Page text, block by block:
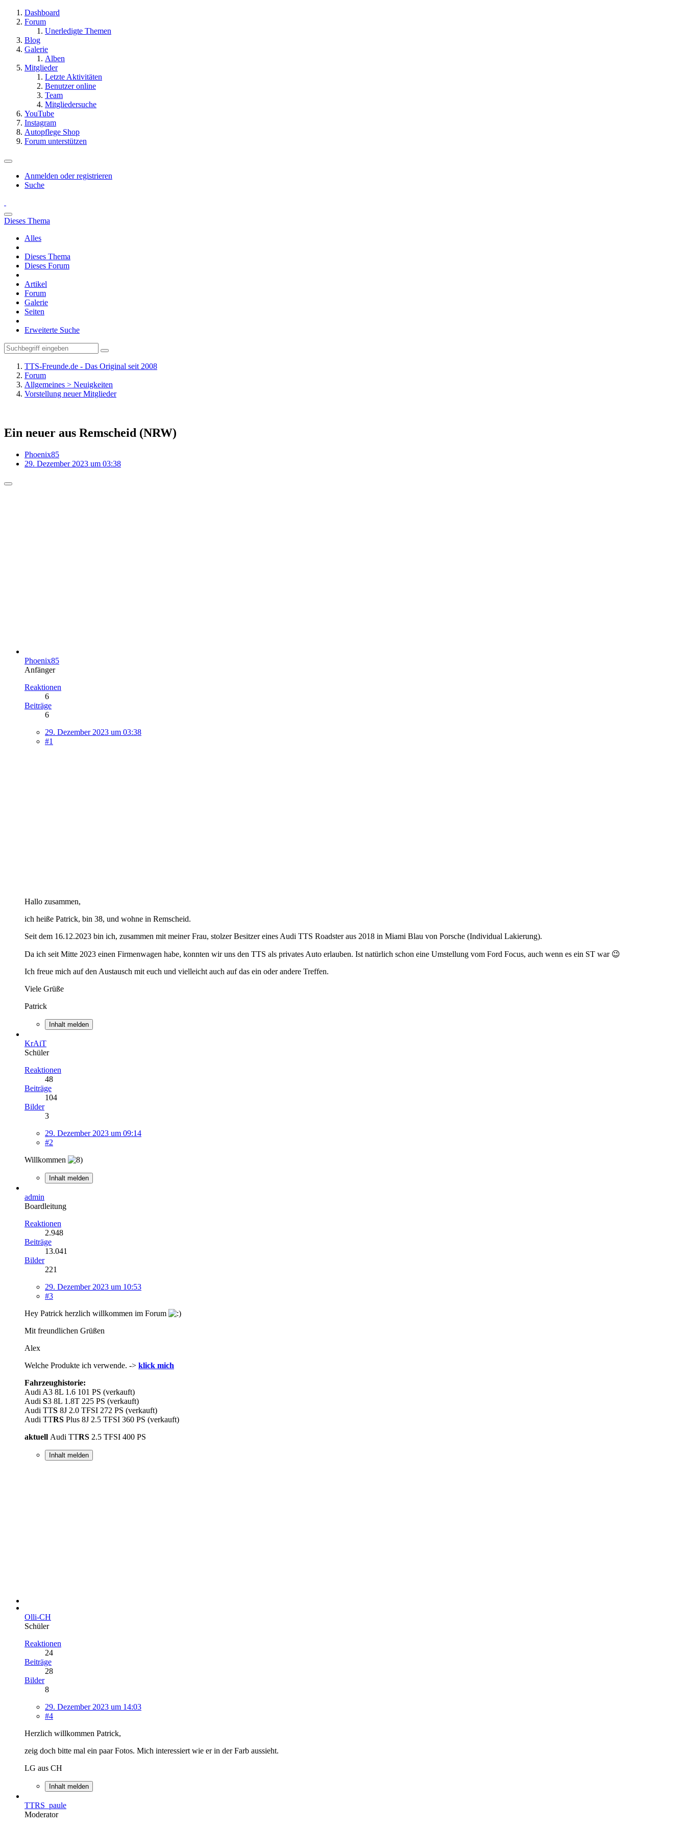
Dashboard
Forum
Unerledigte Themen
Blog
Galerie
Alben
Mitglieder
Letzte Aktivitäten
Benutzer online
Team
Mitgliedersuche
YouTube
Instagram
Autopflege Shop
Forum unterstützen
Anmelden oder registrieren
Suche
Dieses Thema
Alles
Dieses Thema
Dieses Forum
Artikel
Forum
Galerie
Seiten
Erweiterte Suche
TTS-Freunde.de - Das Original seit 2008
Forum
Allgemeines > Neuigkeiten
Vorstellung neuer Mitglieder
Ein neuer aus Remscheid (NRW)
Phoenix85
29. Dezember 2023 um 03:38
Phoenix85
Anfänger
Reaktionen
6
Beiträge
6
29. Dezember 2023 um 03:38
#1
Hallo zusammen,
ich heiße Patrick, bin 38, und wohne in Remscheid.
Seit dem 16.12.2023 bin ich, zusammen mit meiner Frau, stolzer Besitzer eines Audi TTS Roadster aus 2018 in Miami Blau von Porsche (Individual Lakierung).
Da ich seit Mitte 2023 einen Firmenwagen habe, konnten wir uns den TTS als privates Auto erlauben. Ist natürlich schon eine Umstellung vom Ford Focus, auch wenn es ein ST war 😉
Ich freue mich auf den Austausch mit euch und vielleicht auch auf das ein oder andere Treffen.
Viele Grüße
Patrick
Inhalt melden
KrAiT
Schüler
Reaktionen
48
Beiträge
104
Bilder
3
29. Dezember 2023 um 09:14
#2
Willkommen
Inhalt melden
admin
Boardleitung
Reaktionen
2.948
Beiträge
13.041
Bilder
221
29. Dezember 2023 um 10:53
#3
Hey Patrick herzlich willkommen im Forum
Mit freundlichen Grüßen
Alex
Welche Produkte ich verwende. -> klick mich
Fahrzeughistorie:
Audi A3 8L 1.6 101 PS (verkauft)
Audi S3 8L 1.8T 225 PS (verkauft)
Audi TTS 8J 2.0 TFSI 272 PS (verkauft)
Audi TTRS Plus 8J 2.5 TFSI 360 PS (verkauft)
aktuell Audi TTRS 2.5 TFSI 400 PS
Inhalt melden
Olli-CH
Schüler
Reaktionen
24
Beiträge
28
Bilder
8
29. Dezember 2023 um 14:03
#4
Herzlich willkommen Patrick,
zeig doch bitte mal ein paar Fotos. Mich interessiert wie er in der Farb aussieht.
LG aus CH
Inhalt melden
TTRS_paule
Moderator